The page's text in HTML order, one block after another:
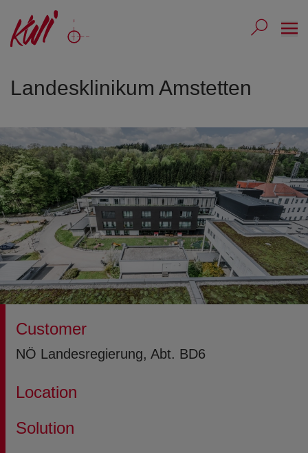
Submit
Landesklinikum Amstetten
Customer
NÖ Landesregierung, Abt. BD6
Location
Solution